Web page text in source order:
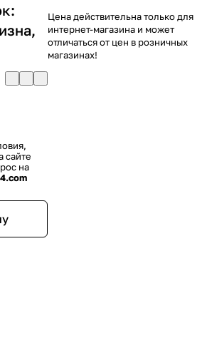
сайте
на
Цена действительна только для
интернет-магазина и может
отличаться от цен в розничных
магазинах!